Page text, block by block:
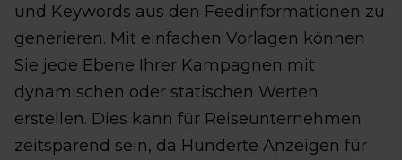
und Keywords aus den Feedinformationen zu
generieren. Mit einfachen Vorlagen können
Sie jede Ebene Ihrer Kampagnen mit
dynamischen oder statischen Werten
erstellen. Dies kann für Reiseunternehmen
zeitsparend sein, da Hunderte Anzeigen für